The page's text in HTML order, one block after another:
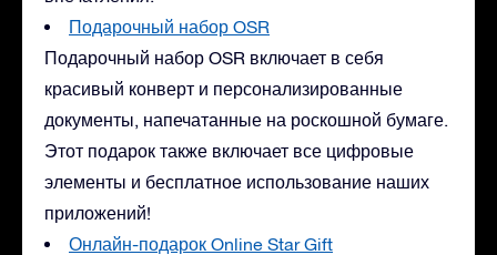
Подарочный набор OSR
Подарочный набор OSR включает в себя
красивый конверт и персонализированные
документы, напечатанные на роскошной бумаге.
Этот подарок также включает все цифровые
элементы и бесплатное использование наших
приложений!
Онлайн-подарок Online Star Gift